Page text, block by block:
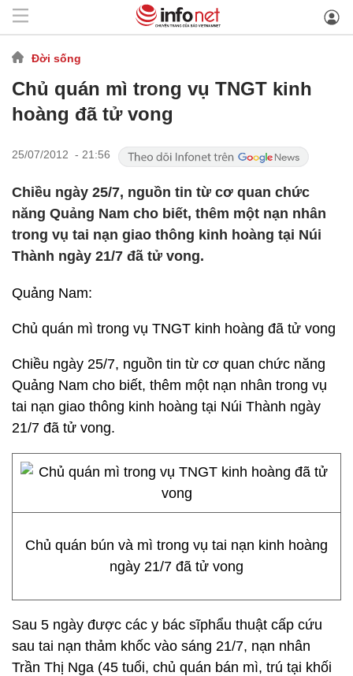
Đời sống
Chủ quán mì trong vụ TNGT kinh
hoàng đã tử vong
25/07/2012 - 21:56
Chiều ngày 25/7, nguồn tin từ cơ quan chức
năng Quảng Nam cho biết, thêm một nạn nhân
trong vụ tai nạn giao thông kinh hoàng tại Núi
Thành ngày 21/7 đã tử vong.
Quảng Nam:
Chủ quán mì trong vụ TNGT kinh hoàng đã tử vong
Chiều ngày 25/7, nguồn tin từ cơ quan chức năng
Quảng Nam cho biết, thêm một nạn nhân trong vụ
tai nạn giao thông kinh hoàng tại Núi Thành ngày
21/7 đã tử vong.
Chủ quán bún và mì trong vụ tai nạn kinh hoàng
ngày 21/7 đã tử vong
Sau 5 ngày được các y bác sĩphẩu thuật cấp cứu
sau tai nạn thảm khốc vào sáng 21/7, nạn nhân
Trần Thị Nga (45 tuổi, chủ quán bán mì, trú tại khối